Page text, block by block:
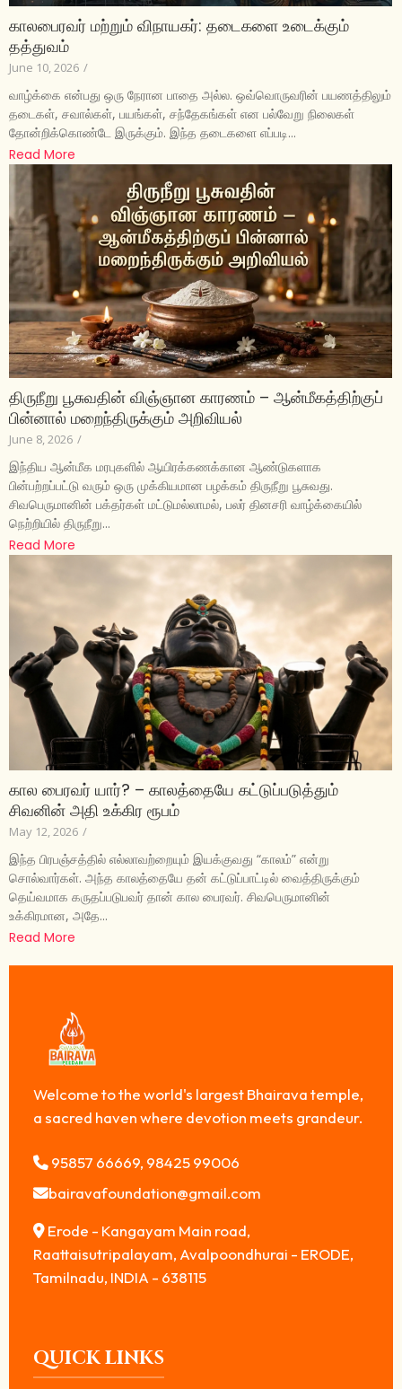
காலபைரவர் மற்றும் விநாயகர்: தடைகளை உடைக்கும்
தத்துவம்
June 10, 2026 /
வாழ்க்கை என்பது ஒரு நேரான பாதை அல்ல. ஒவ்வொருவரின் பயணத்திலும்
தடைகள், சவால்கள், பயங்கள், சந்தேகங்கள் என பல்வேறு நிலைகள்
தோன்றிக்கொண்டே இருக்கும். இந்த தடைகளை எப்படி...
Read More
திருநீறு பூசுவதின் விஞ்ஞான காரணம் – ஆன்மீகத்திற்குப்
பின்னால் மறைந்திருக்கும் அறிவியல்
June 8, 2026 /
இந்திய ஆன்மீக மரபுகளில் ஆயிரக்கணக்கான ஆண்டுகளாக
பின்பற்றப்பட்டு வரும் ஒரு முக்கியமான பழக்கம் திருநீறு பூசுவது.
சிவபெருமானின் பக்தர்கள் மட்டுமல்லாமல், பலர் தினசரி வாழ்க்கையில்
நெற்றியில் திருநீறு...
Read More
கால பைரவர் யார்? – காலத்தையே கட்டுப்படுத்தும்
சிவனின் அதி உக்கிர ரூபம்
May 12, 2026 /
இந்த பிரபஞ்சத்தில் எல்லாவற்றையும் இயக்குவது “காலம்” என்று
சொல்வார்கள். அந்த காலத்தையே தன் கட்டுப்பாட்டில் வைத்திருக்கும்
தெய்வமாக கருதப்படுபவர் தான் கால பைரவர். சிவபெருமானின்
உக்கிரமான, அதே...
Read More
Welcome to the world's largest Bhairava temple,
a sacred haven where devotion meets grandeur.
95857 66669, 98425 99006
bairavafoundation@gmail.com
Erode - Kangayam Main road,
Raattaisutripalayam, Avalpoondhurai - ERODE,
Tamilnadu, INDIA - 638115
QUICK LINKS